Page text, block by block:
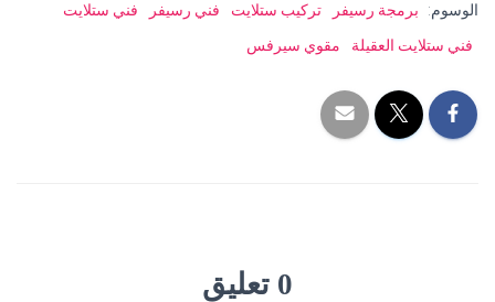
الوسوم: برمجة رسيفر تركيب ستلايت فني رسيفر
فني ستلايت
فني ستلايت العقيلة
مقوي سيرفس
0 تعليق